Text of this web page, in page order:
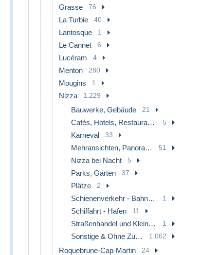
Grasse 76
La Turbie 40
Lantosque 1
Le Cannet 6
Lucéram 4
Menton 280
Mougins 1
Nizza 1.229
Bauwerke, Gebäude 21
Cafés, Hotels, Restaurants 5
Karneval 33
Mehransichten, Panoramakarten 51
Nizza bei Nacht 5
Parks, Gärten 37
Plätze 2
Schienenverkehr - Bahnhof 1
Schiffahrt - Hafen 11
Straßenhandel und Kleingewerbe 1
Sonstige & Ohne Zuordnung 1.062
Roquebrune-Cap-Martin 24